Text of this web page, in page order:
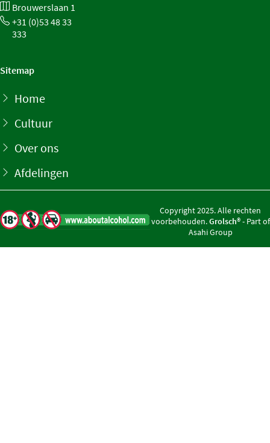
Brouwerslaan 1
+31 (0)53 48 33
333
Sitemap
Home
Cultuur
Over ons
Afdelingen
Copyright 2025. Alle rechten
voorbehouden.Grolsch®- Part of
Asahi Group